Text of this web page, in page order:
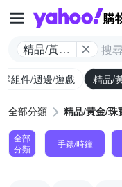
精品/黃金/
組件/週邊/遊戲 精品/
全部分類 精品/黃金/珠
全部
分類
手錶/時鐘